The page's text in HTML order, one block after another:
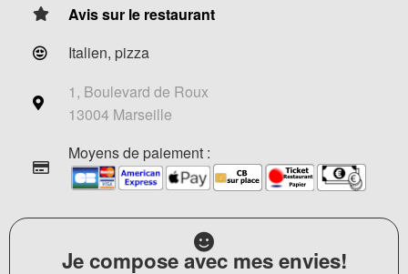
Avis sur le restaurant
Italien, pizza
1, Boulevard de Roux
13004 Marseille
Moyens de paiement :
Je compose avec mes envies!